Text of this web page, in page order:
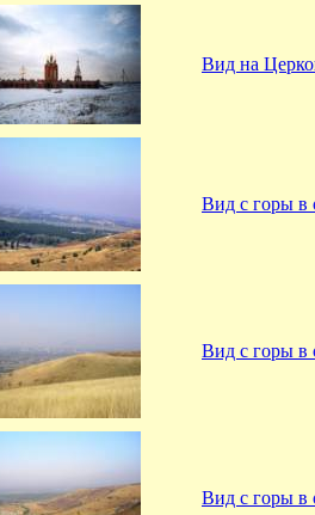
Вид на
Вид с горы в
Вид с горы в
Вид с горы в